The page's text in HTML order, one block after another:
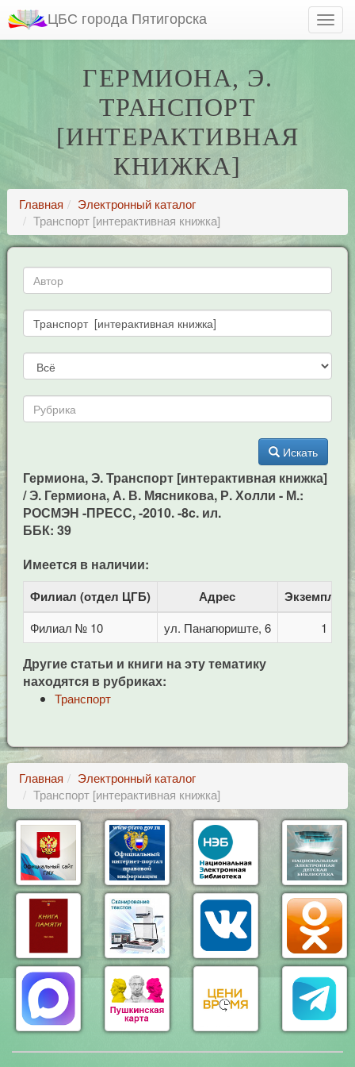
ЦБС города Пятигорска
ГЕРМИОНА, Э.
ТРАНСПОРТ
[ИНТЕРАКТИВНАЯ
КНИЖКА]
Главная
Электронный каталог
Транспорт [интерактивная книжка]
Искать
Гермиона, Э. Транспорт [интерактивная книжка]
/ Э. Гермиона, А. В. Мясникова, Р. Холли - М.:
РОСМЭН -ПРЕСС, -2010. -8c. ил.
ББК: 39
Имеется в наличии:
Филиал (отдел ЦГБ) Адрес
Филиал № 10 ул. Панагюриште, 6 1
Другие статьи и книги на эту тематику
находятся в рубриках:
Транспорт
Главная
Электронный каталог
Транспорт [интерактивная книжка]